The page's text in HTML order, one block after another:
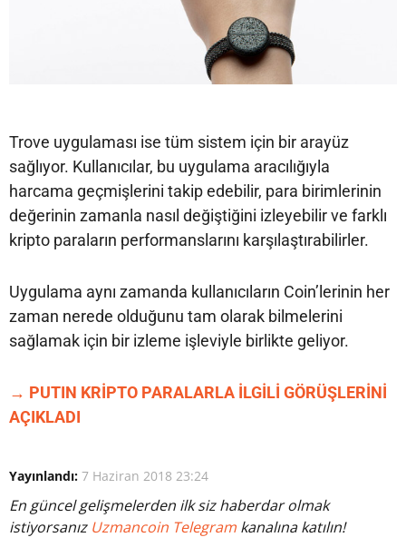
Trove uygulaması ise tüm sistem için bir arayüz
sağlıyor. Kullanıcılar, bu uygulama aracılığıyla
harcama geçmişlerini takip edebilir, para birimlerinin
değerinin zamanla nasıl değiştiğini izleyebilir ve farklı
kripto paraların performanslarını karşılaştırabilirler.
Uygulama aynı zamanda kullanıcıların Coin’lerinin her
zaman nerede olduğunu tam olarak bilmelerini
sağlamak için bir izleme işleviyle birlikte geliyor.
→ PUTIN KRİPTO PARALARLA İLGİLİ GÖRÜŞLERİNİ
AÇIKLADI
Yayınlandı: 7 Haziran 2018 23:24
En güncel gelişmelerden ilk siz haberdar olmak
istiyorsanız Uzmancoin Telegram kanalına katılın!